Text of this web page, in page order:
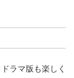
ラマ版も楽しく